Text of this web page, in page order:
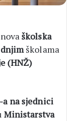
školska
školama
(HNŽ)
a na sjednici
Ministarstva